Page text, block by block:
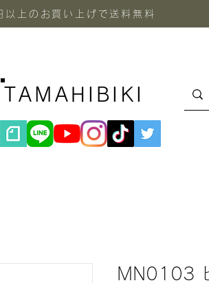
上のお買い上げで送料無料
TAMAHIBIKI
MN0103